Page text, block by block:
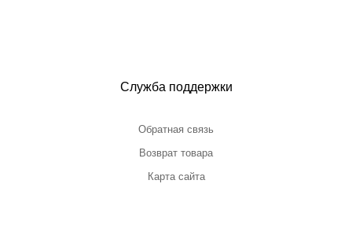
Служба поддержки
Обратная связь
Возврат товара
Карта сайта